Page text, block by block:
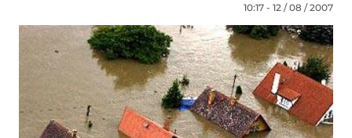
10:17 - 12 / 08 / 2007